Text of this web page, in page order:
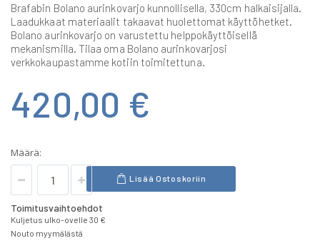
Brafabin Bolano aurinkovarjo kunnollisella, 330cm halkaisijalla.
Laadukkaat materiaalit takaavat huolettomat käyttöhetket.
Bolano aurinkovarjo on varustettu helppokäyttöisellä
mekanismilla. Tilaa oma Bolano aurinkovarjosi
verkkokaupastamme kotiin toimitettuna.
420,00 €
Määrä:
Lisää Ostoskoriin
Toimitusvaihtoehdot
Kuljetus ulko-ovelle 30 €
Nouto myymälästä